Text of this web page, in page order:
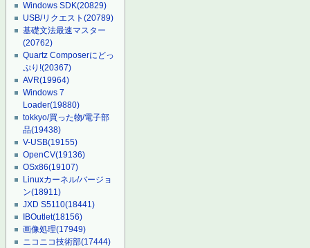
Windows SDK(20829)
USB/リクエスト(20789)
基礎文法最速マスター
(20762)
Quartz Composerにどっ
ぷり!(20367)
AVR(19964)
Windows 7
Loader(19880)
tokkyo/買った物/電子部
品(19438)
V-USB(19155)
OpenCV(19136)
OSx86(19107)
Linuxカーネル/バージョ
ン(18911)
JXD S5110(18441)
IBOutlet(18156)
画像処理(17949)
ニコニコ技術部(17444)